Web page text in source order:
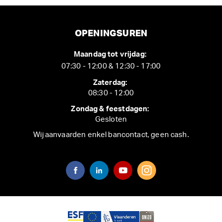
OPENINGSUREN
Maandag tot vrijdag:
07:30 - 12:00 & 12:30 - 17:00
Zaterdag:
08:30 - 12:00
Zondag & feestdagen:
Gesloten
Wij aanvaarden enkel bancontact, geen cash.